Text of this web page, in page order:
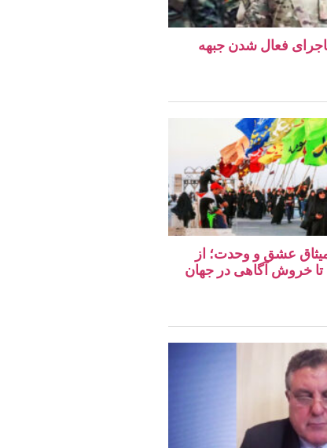
ماجرای فعال شدن جبهه
میثاق عشق و وحدت؛ از
خروش آگاهی در جهان